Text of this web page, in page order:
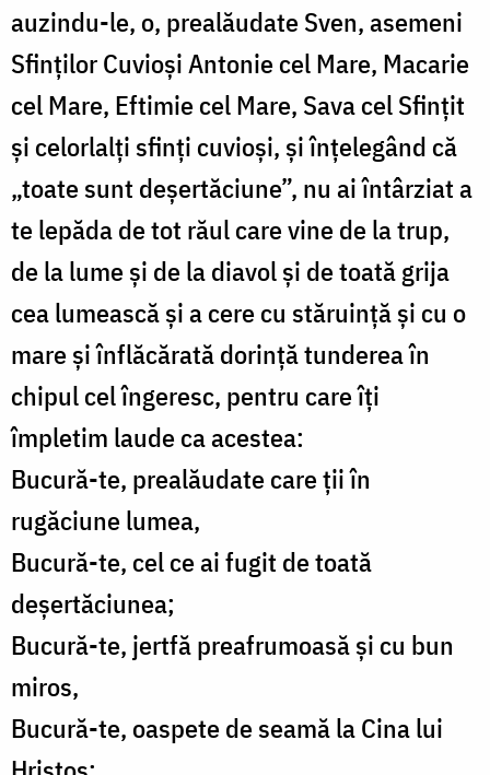
auzindu-le, o, prealăudate Sven, asemeni
Sfinților Cuvioși Antonie cel Mare, Macarie
cel Mare, Eftimie cel Mare, Sava cel Sfințit
și celorlalți sfinți cuvioși, și înțelegând că
„toate sunt deșertăciune”, nu ai întârziat a
te lepăda de tot răul care vine de la trup,
de la lume și de la diavol și de toată grija
cea lumească și a cere cu stăruință și cu o
mare și înflăcărată dorință tunderea în
chipul cel îngeresc, pentru care îți
împletim laude ca acestea:
Bucură-te, prealăudate care ții în
rugăciune lumea,
Bucură-te, cel ce ai fugit de toată
deșertăciunea;
Bucură-te, jertfă preafrumoasă și cu bun
miros,
Bucură-te, oaspete de seamă la Cina lui